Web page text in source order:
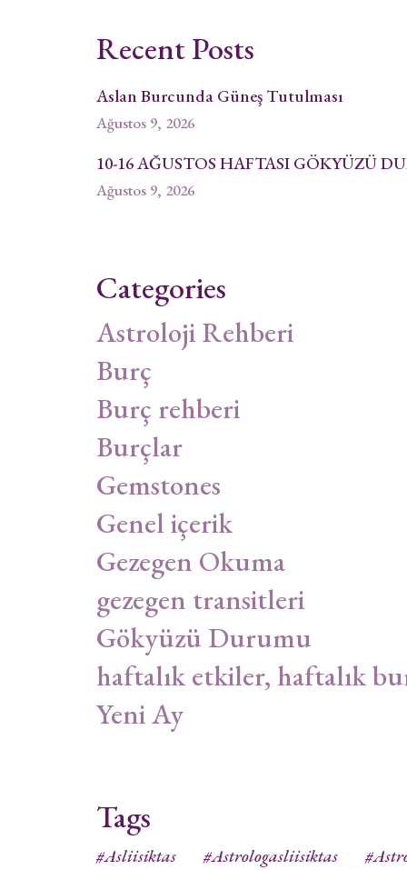
Recent Posts
Aslan Burcunda Güneş Tutulması
Ağustos 9, 2026
10-16 AĞUSTOS HAFTASI GÖKYÜZÜ
Ağustos 9, 2026
Categories
Astroloji Rehberi
Burç
Burç rehberi
Burçlar
Gemstones
Genel içerik
Gezegen Okuma
gezegen transitleri
Gökyüzü Durumu
haftalık etkiler, haftalık
Yeni Ay
Tags
#asliisiktas #astrologasliisiktas